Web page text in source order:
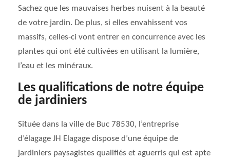
Sachez que les mauvaises herbes nuisent à la beauté
de votre jardin. De plus, si elles envahissent vos
massifs, celles-ci vont entrer en concurrence avec les
plantes qui ont été cultivées en utilisant la lumière,
l’eau et les minéraux.
Les qualifications de notre équipe
de jardiniers
Située dans la ville de Buc 78530, l’entreprise
d’élagage JH Elagage dispose d’une équipe de
jardiniers paysagistes qualifiés et aguerris qui est apte